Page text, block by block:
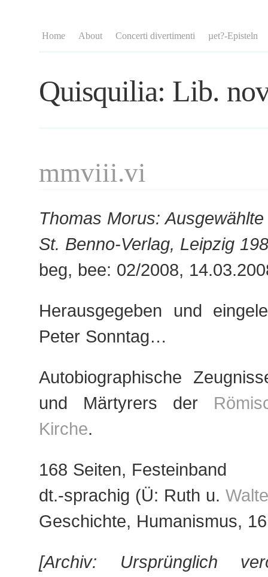
Home About Concerti divertimenti µet?-Episteln
Quisquilia: Lib.
mmviii.vi
Thomas Morus:
St. Benno-Verlag, Leipzig
beg, bee: 02/2008,
Herausgegeben und
Peter Sonntag…
Autobiographische
und Märtyrers der
Kirche.
168 Seiten, Festeinband
dt.-sprachig (Ü: Ruth u.
Geschichte, Humanismus,
[Archiv: Ursprünglich